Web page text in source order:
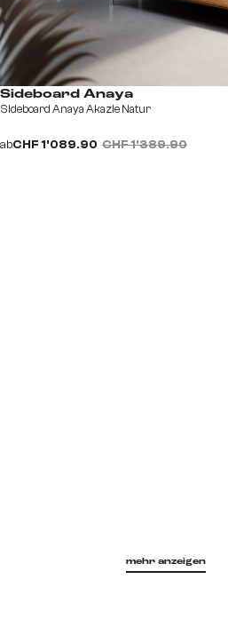
Sideboard Anaya
Sideboard Anaya Akazie Natur
abCHF 1’089.90 CHF 1’389.90
mehr anzeigen